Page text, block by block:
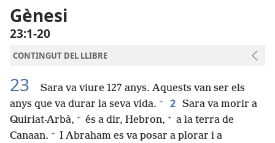
Gènesi
23:1-20
CONTINGUT DEL LLIBRE
23
Sara va viure 127 anys. Aquests van ser els
anys que va durar la seva vida. + 2 Sara va morir a
Quiriat-Arbà, + és a dir, Hebron, + a la terra de
Canaan. + I Abraham es va posar a plorar i a